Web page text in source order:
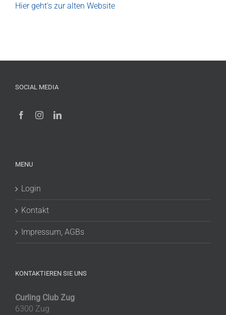
Hier geht's zur alten Website
SOCIAL MEDIA
MENU
Login
Kontakt
Impressum, AGBs
KONTAKTIEREN SIE UNS
Curling Club Zug
6300 Zug